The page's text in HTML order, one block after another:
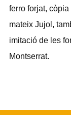
ferro forjat,
mateix Jujol,
imitació de les
Montserrat.